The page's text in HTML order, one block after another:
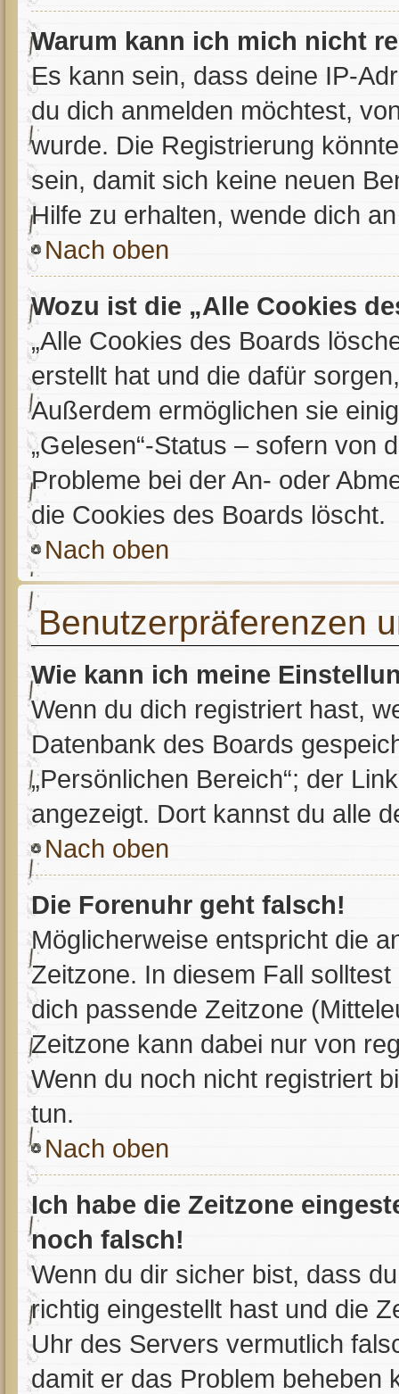
Warum kann ich mich nicht
Es kann sein, dass deine IP-
du dich anmelden möchtest,
wurde. Die Registrierung
sein, damit sich keine neuen
Hilfe zu erhalten, wende dich
Nach oben
Wozu ist die „Alle Cookies
„Alle Cookies des Boards
erstellt hat und die dafür
Außerdem ermöglichen sie
„Gelesen“-Status – sofern von
Probleme bei der An- oder
die Cookies des Boards löscht.
Nach oben
Benutzerpräferenzen
Wie kann ich meine
Wenn du dich registriert hast,
Datenbank des Boards
„Persönlichen Bereich“; der
angezeigt. Dort kannst du alle
Nach oben
Die Forenuhr geht falsch!
Möglicherweise entspricht die
Zeitzone. In diesem Fall
dich passende Zeitzone
Zeitzone kann dabei nur von
Wenn du noch nicht registriert
tun.
Nach oben
Ich habe die Zeitzone
noch falsch!
Wenn du dir sicher bist, dass
richtig eingestellt hast und die
Uhr des Servers vermutlich
damit er das Problem beheben